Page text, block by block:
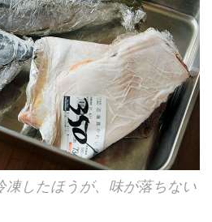
凍したほうが、味が落ちない